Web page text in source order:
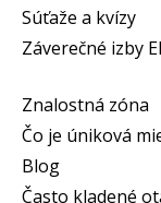
Súťaže a kvízy
Záverečné izby
Znalostná zóna
Čo je úniková
Blog
Často kladené